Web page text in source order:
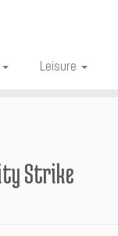
Leisure
Strike